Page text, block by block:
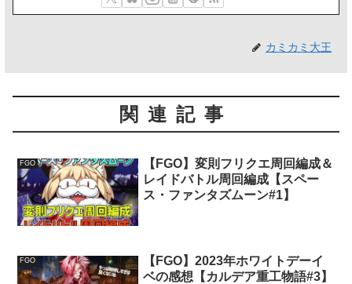
カミカミ大王
関連記事
FGO
【FGO】変則フリクエ周回編成＆
レイドバトル周回編成【スペー
ス・ファンタズムーン#1】
FGO
【FGO】2023年ホワイトデーイ
ベの感想【カルデア重工物語#3】